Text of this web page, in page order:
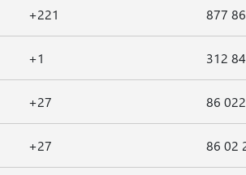
+221 877
+1 312
+27 86
+27 86 02